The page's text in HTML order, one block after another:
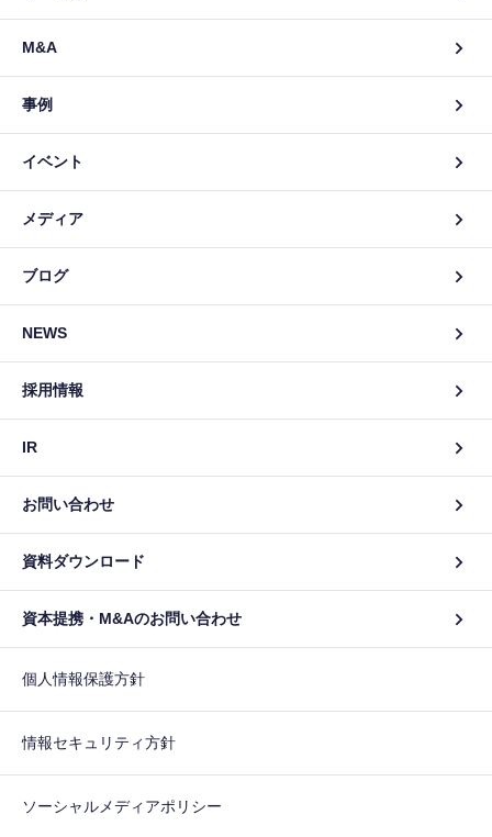
M&A
事例
イベント
メディア
ブログ
NEWS
採用情報
IR
お問い合わせ
資料ダウンロード
資本提携・M&Aのお問い合わせ
個人情報保護方針
情報セキュリティ方針
ソーシャルメディアポリシー